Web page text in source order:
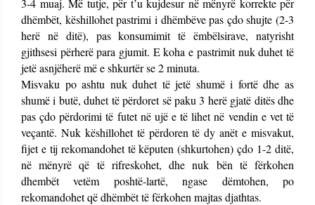
3-4 muaj. Më tutje, për t’u kujdesur në mënyrë korrekte për
dhëmbët, këshillohet pastrimi i dhëmbëve pas çdo shujte (2-3
herë në ditë), pas konsumimit të ëmbëlsirave, natyrisht
gjithsesi përherë para gjumit. E koha e pastrimit nuk duhet të
jetë asnjëherë më e shkurtër se 2 minuta.
Misvaku po ashtu nuk duhet të jetë shumë i fortë dhe as
shumë i butë, duhet të përdoret së paku 3 herë gjatë ditës dhe
pas çdo përdorimi të futet në ujë e të lihet në vendin e vet të
veçantë. Nuk këshillohet të përdoren të dy anët e misvakut,
fijet e tij rekomandohet të këputen (shkurtohen) çdo 1-2 ditë,
në mënyrë që të rifreskohet, dhe nuk bën të fërkohen
dhembët vetëm poshtë-lartë, ngase dëmtohen, po
rekomandohet që dhëmbët të fërkohen majtas djathtas.